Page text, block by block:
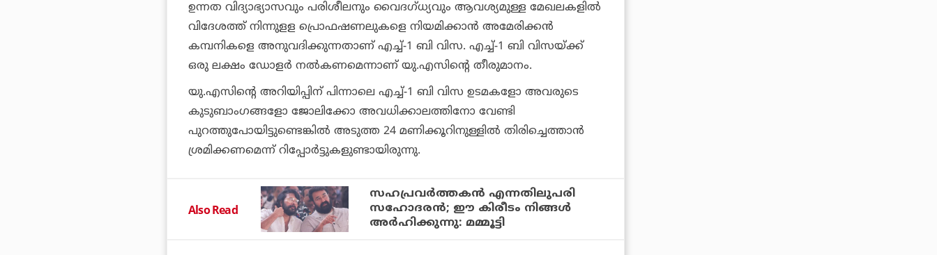
ഉന്നത വിദ്യാഭ്യാസവും പരിശീലനും വൈദഗ്ധ്യവും ആവശ്യമുള്ള മേഖലകളില്‍
വിദേശത്ത് നിന്നുളള പ്രൊഫഷണലുകളെ നിയമിക്കാന്‍ അമേരിക്കന്‍
കമ്പനികളെ അനുവദിക്കുന്നതാണ് എച്ച്-1 ബി വിസ. എച്ച്-1 ബി വിസയ്ക്ക്
ഒരു ലക്ഷം ഡോളര്‍ നല്‍കണമെന്നാണ് യു.എസിന്റെ തീരുമാനം.
യു.എസിന്റെ അറിയിപ്പിന് പിന്നാലെ എച്ച്-1 ബി വിസ ഉടമകളോ അവരുടെ
കുടുബാംഗങ്ങളോ ജോലിക്കോ അവധിക്കാലത്തിനോ വേണ്ടി
പുറത്തുപോയിട്ടുണ്ടെങ്കില്‍ അടുത്ത 24 മണിക്കൂറിനുള്ളില്‍ തിരിച്ചെത്താന്‍
ശ്രമിക്കണമെന്ന് റിപ്പോര്‍ട്ടുകളുണ്ടായിരുന്നു.
Also Read
സഹപ്രവര്‍ത്തകന്‍ എന്നതിലുപരി
സഹോദരന്‍; ഈ കിരീടം നിങ്ങള്‍
അര്‍ഹിക്കുന്നു: മമ്മൂട്ടി